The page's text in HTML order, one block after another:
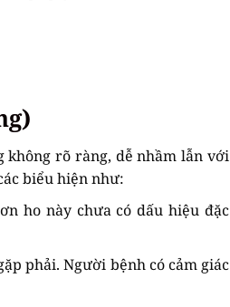
không rõ ràng, dễ nhầm lẫn với
biểu hiện như:
ho này chưa có dấu hiệu đặc
phải. Người bệnh có cảm giác